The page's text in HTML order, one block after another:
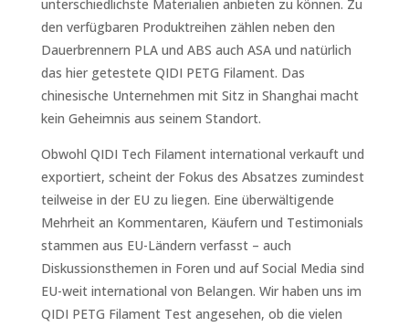
unterschiedlichste Materialien anbieten zu können. Zu
den verfügbaren Produktreihen zählen neben den
Dauerbrennern PLA und ABS auch ASA und natürlich
das hier getestete QIDI PETG Filament. Das
chinesische Unternehmen mit Sitz in Shanghai macht
kein Geheimnis aus seinem Standort.
Obwohl QIDI Tech Filament international verkauft und
exportiert, scheint der Fokus des Absatzes zumindest
teilweise in der EU zu liegen. Eine überwältigende
Mehrheit an Kommentaren, Käufern und Testimonials
stammen aus EU-Ländern verfasst – auch
Diskussionsthemen in Foren und auf Social Media sind
EU-weit international von Belangen. Wir haben uns im
QIDI PETG Filament Test angesehen, ob die vielen